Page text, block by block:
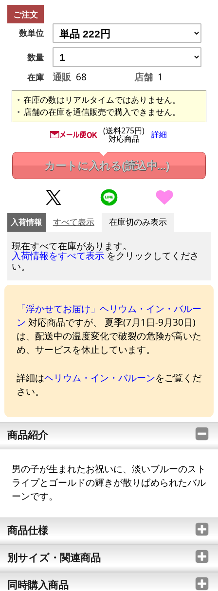
ご注文
数単位
数量
在庫
通販 68 店舗 1
在庫の数はリアルタイムではありません。
店舗の在庫を通信販売で購入できません。
(送料275円)
対応商品 詳細
カートに入れる(読込中...)
入荷情報 すべて表示 在庫切のみ表示
現在すべて在庫があります。
入荷情報をすべて表示 をクリックしてくださ
い。
「浮かせてお届け」ヘリウム・イン・バルー
ン 対応商品ですが、 夏季(7月1日-9月30日)
は、配送中の温度変化で破裂の危険が高いた
め、サービスを休止しています。
詳細はヘリウム・イン・バルーンをご覧くだ
さい。
商品紹介
男の子が生まれたお祝いに、淡いブルーのスト
ライプとゴールドの輝きが散りばめられたバル
ーンです。
商品仕様
別サイズ・関連商品
同時購入商品